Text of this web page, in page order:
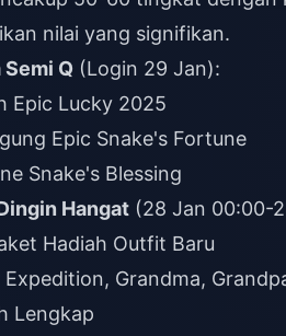
nilai yang signifikan.
Q (Login 29 Jan):
Epic Lucky 2025
Epic Snake's Fortune
Snake's Blessing
Hangat (28 Jan 00:00-
Hadiah Outfit Baru
Grandma,
Lengkap